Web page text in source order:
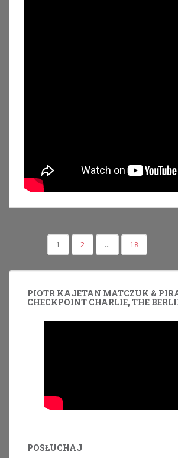
NAWIGACJA
WPISACH
1 2 … 18
PIOTR KAJETAN MATCZUK &
CHECKPOINT CHARLIE, THE
POSŁUCHAJ